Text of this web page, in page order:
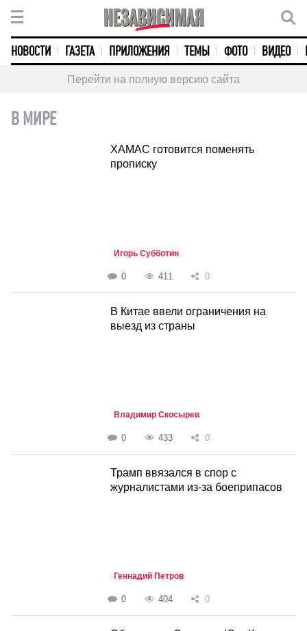
НОВОСТИ ГАЗЕТА ПРИЛОЖЕНИЯ ТЕМЫ ФОТО ВИДЕО
Перейти на полную версию сайта
В МИРЕ
ХАМАС готовится поменять
прописку
Игорь Субботин
0 411 0
В Китае ввели ограничения на
выезд из страны
Владимир Скосырев
0 433 0
Трамп ввязался в спор с
журналистами из-за боеприпасов
Геннадий Петров
0 404 0